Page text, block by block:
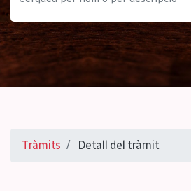
Tràmits Detall del tràmit